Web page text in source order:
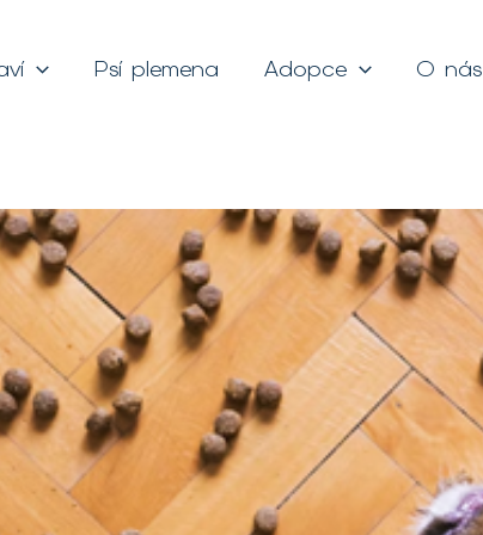
Psí plemena Adopce O nás